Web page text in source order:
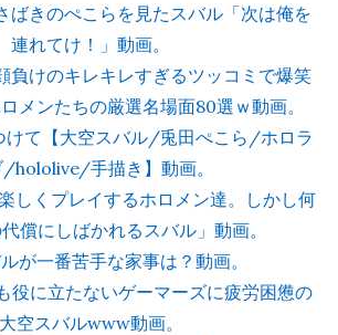
ばきのぺこらを見たスバル「次は俺を
連れてけ！」動画。
負けのキレキレすぎるツッコミで爆笑
メンたちの厳選名場面80選ｗ動画。
けて【大空スバル/兎田ぺこら/ホロラ
/hololive/手描き】動画。
しくプレイするホロメン達。しかし何
償にしばかれるスバル」動画。
が一番苦手な家事は？動画。
役に立たないゲーマーズに疲労困憊の
大空スバルwww動画。